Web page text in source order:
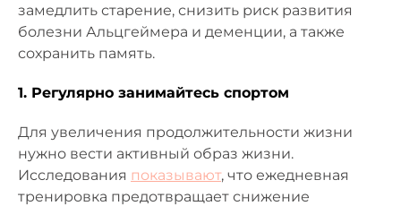
замедлить старение, снизить риск развития
болезни Альцгеймера и деменции, а также
сохранить память.
1. Регулярно занимайтесь спортом
Для увеличения продолжительности жизни
нужно вести активный образ жизни.
Исследования показывают, что ежедневная
тренировка предотвращает снижение